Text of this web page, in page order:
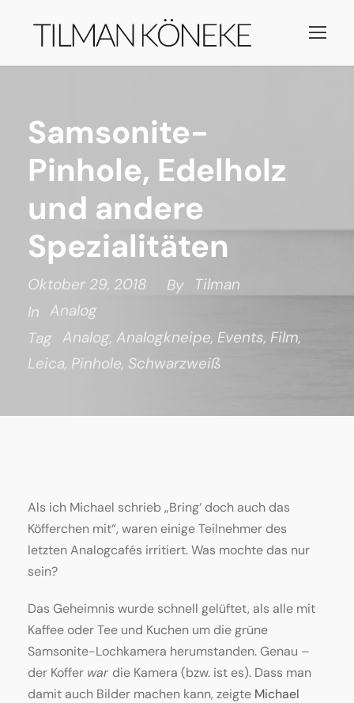
Samsonite-
Pinhole, Edelholz
und andere
Spezialitäten
Oktober 29, 2018 By Tilman
In Analog
Tag Analog, Analogkneipe, Events, Film,
Leica, Pinhole, Schwarzweiß
Als ich Michael schrieb „Bring‘ doch auch das
Köfferchen mit“, waren einige Teilnehmer des
letzten Analogcafés irritiert. Was mochte das nur
sein?
Das Geheimnis wurde schnell gelüftet, als alle mit
Kaffee oder Tee und Kuchen um die grüne
Samsonite-Lochkamera herumstanden. Genau –
der Koffer war die Kamera (bzw. ist es). Dass man
damit auch Bilder machen kann, zeigte Michael